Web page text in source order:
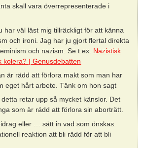
skall vara överrepresenterade i
har väl läst mig tillräckligt för att känna
och ironi. Jag har ju gjort flertal direkta
och nazism. Se t.ex. Nazistisk
kolera? | Genusdebatten
är rädd att förlora makt som man har
eget hårt arbete. Tänk om hon sagt
retar upp så mycket känslor. Det
som är rädd att förlora sin aborträtt.
eller … sätt in vad som önskas.
reaktion att bli rädd för att bli